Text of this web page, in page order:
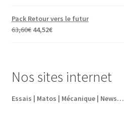
initial
était :
5,95€.
est :
Pack Retour vers le futur
63,60€ Le
63,60€.
44,52€Le
44,52€.
Nos sites internet
Essais | Matos | Mécanique | News…